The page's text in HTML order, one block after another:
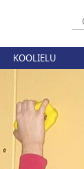
KOOLIELU